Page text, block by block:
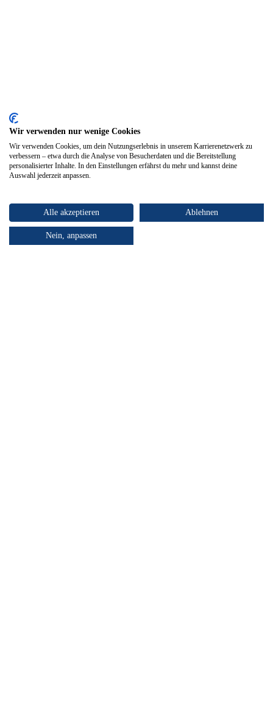
Wir verwenden nur wenige Cookies
Wir verwenden Cookies, um dein Nutzungserlebnis in unserem Karrierenetzwerk zu
verbessern – etwa durch die Analyse von Besucherdaten und die Bereitstellung
personalisierter Inhalte. In den Einstellungen erfährst du mehr und kannst deine
Auswahl jederzeit anpassen.
Alle akzeptieren Ablehnen
Nein, anpassen